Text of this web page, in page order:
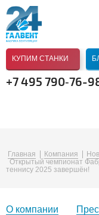
КУПИМ СТАНКИ
+7 495 790‑76-
Главная Компания
Открытый чемпионат
теннису 2025 завершён!
О компании